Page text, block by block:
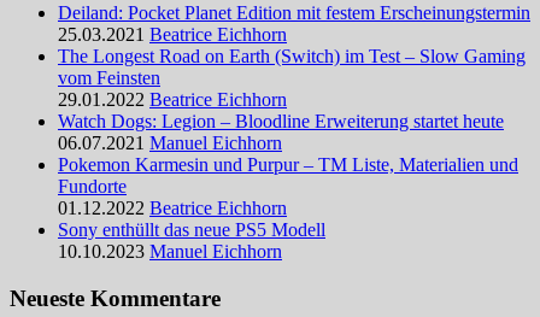
Deiland: Pocket Planet Edition mit festem Erscheinungstermin
25.03.2021 Beatrice Eichhorn
The Longest Road on Earth (Switch) im Test – Slow Gaming
vom Feinsten
29.01.2022 Beatrice Eichhorn
Watch Dogs: Legion – Bloodline Erweiterung startet heute
06.07.2021 Manuel Eichhorn
Pokemon Karmesin und Purpur – TM Liste, Materialien und
Fundorte
01.12.2022 Beatrice Eichhorn
Sony enthüllt das neue PS5 Modell
10.10.2023 Manuel Eichhorn
Neueste Kommentare